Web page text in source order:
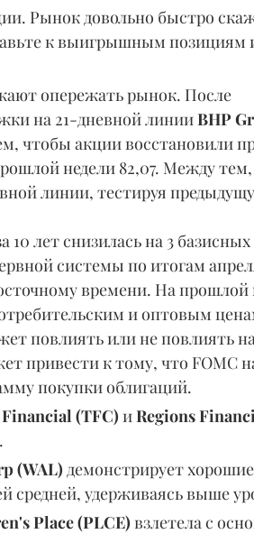
Рынок довольно быстро
к выигрышным позициям
опережать рынок. После
на 21-дневной линии BHP
чтобы акции восстановили
недели 82,07. Между тем,
линии, тестируя
10 лет снизилась на 3 базисных
системы по итогам
времени. На прошлой
и оптовым
повлиять или не повлиять
привести к тому, что FOMC
покупки облигаций.
(TFC) и Regions
(WAL) демонстрирует
средней, удерживаясь выше
Place (PLCE) взлетела с